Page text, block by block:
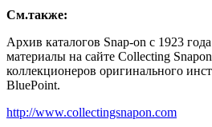
См.также:
Архив каталогов Snap-on с 1923
материалы на сайте Collecting
коллекционеров оригинального
BluePoint.
http://www.collectingsnapon.com